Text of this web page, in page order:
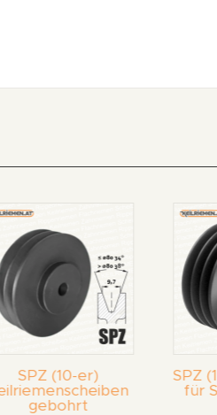
SPZ (10-er)
gebohrt
SPZ
für